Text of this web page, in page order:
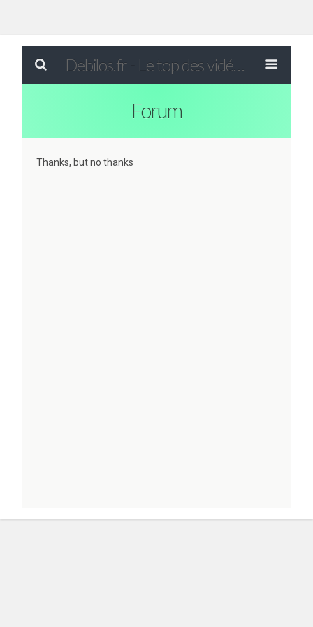
Debilos.fr - Le top des vidéos drôles du WEB !
Forum
Thanks, but no thanks